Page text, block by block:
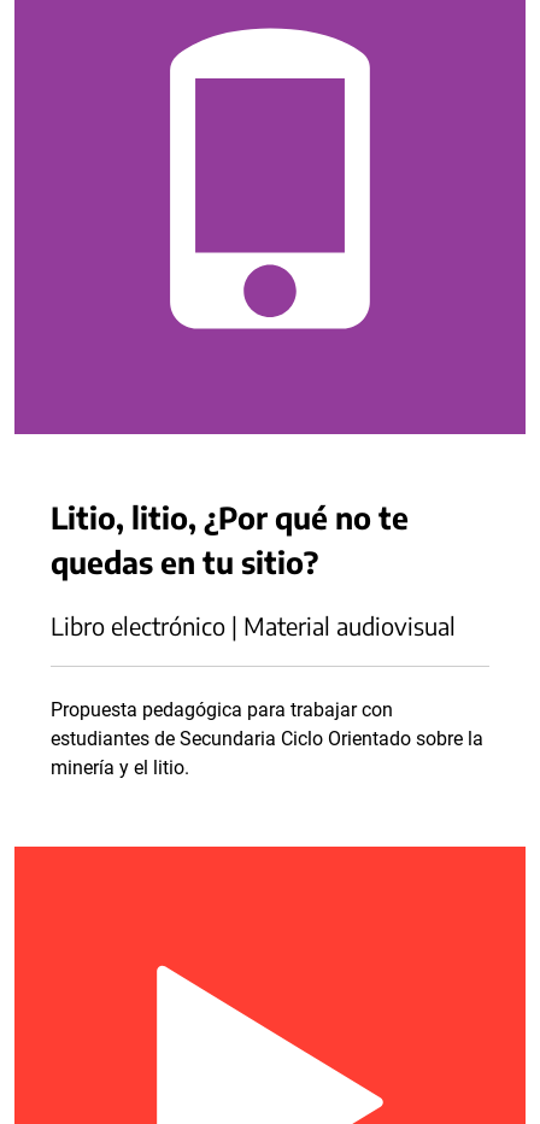
Litio, litio, ¿Por qué no te
quedas en tu sitio?
Libro electrónico | Material audiovisual
Propuesta pedagógica para trabajar con
estudiantes de Secundaria Ciclo Orientado sobre la
minería y el litio.